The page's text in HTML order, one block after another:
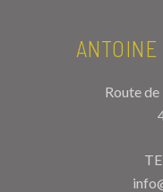
Route de